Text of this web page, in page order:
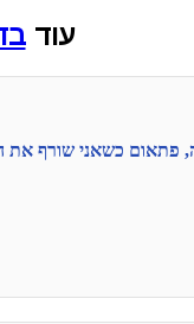
עוד
פתאום כשאני שורף את